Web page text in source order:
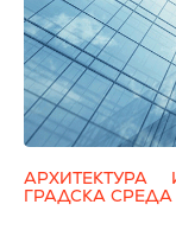
АРХИТЕКТУРА
ГРАДСКА СРЕДА